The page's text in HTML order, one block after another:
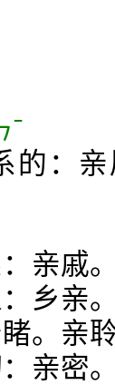
ˉ
：
亲戚
乡亲
。亲
亲密